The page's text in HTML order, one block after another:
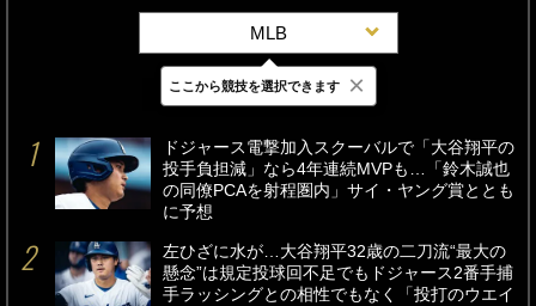
MLB
最新 24時間 週間
ドジャース電撃加入スクーバルで「大谷翔平の
投手負担減」なら4年連続MVPも…「鈴木誠也
の同僚PCAを射程圏内」サイ・ヤング賞ととも
に予想
左ひざに水が…大谷翔平32歳の二刀流“最大の
懸念”は規定投球回不足でもドジャース2番手捕
手ラッシングとの相性でもなく「投打のウエイ
ここから競技を選択できます ×